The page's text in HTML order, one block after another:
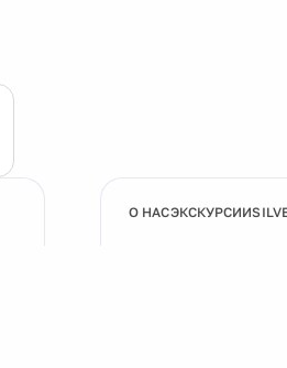
О НАСЭКСКУРСИИ